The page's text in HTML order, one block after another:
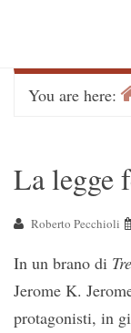
You are here:
La legge
Roberto Pecchioli
In un brano di
Jerome K.
protagonisti, in